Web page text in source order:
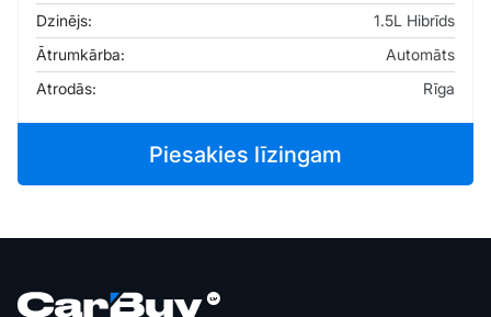
Dzinējs:
1.5L Hibrīds
Ātrumkārba:
Automāts
Atrodās:
Rīga
Piesakies līzingam